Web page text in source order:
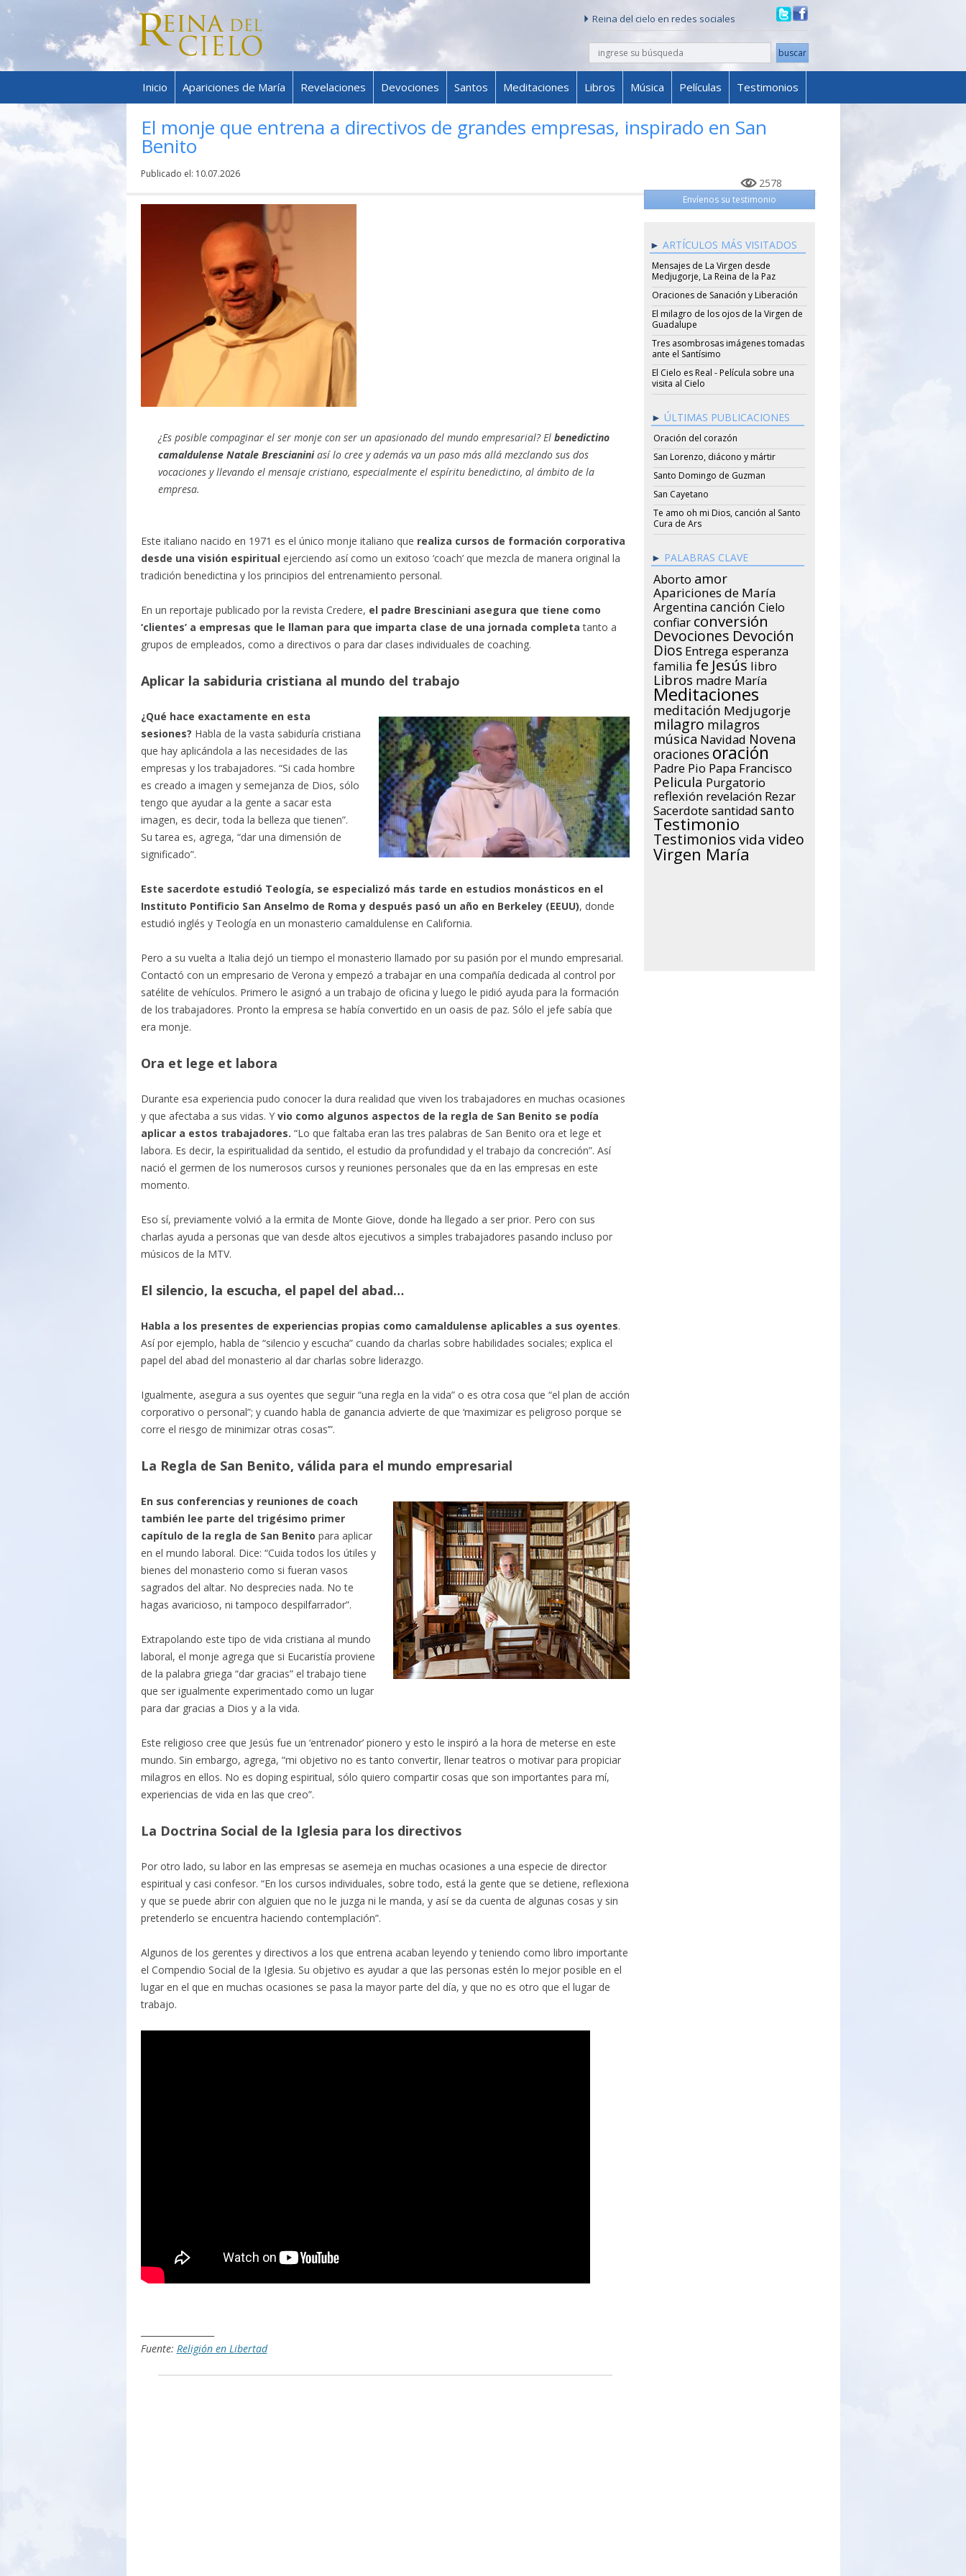
Reina del cielo en redes sociales
buscar
Skip to content
Inicio Apariciones de María Revelaciones Devociones Santos Meditaciones Libros Música Películas Testimonios
El monje que entrena a directivos de grandes empresas, inspirado en San
Benito
Publicado el: 10.07.2026
2578
¿Es posible compaginar el ser monje con ser un apasionado del mundo empresarial? El benedictino
camaldulense Natale Brescianiniasí lo cree y además va un paso más allá mezclando sus dos
vocaciones y llevando el mensaje cristiano, especialmente el espíritu benedictino, al ámbito de la
empresa.
Este italiano nacido en 1971 es el único monje italiano que realiza cursos de formación corporativa
desde una visión espiritualejerciendo así como un exitoso ‘coach’ que mezcla de manera original la
tradición benedictina y los principios del entrenamiento personal.
En un reportaje publicado por la revista Credere, el padre Bresciniani asegura que tiene como
‘clientes’ a empresas que le llaman para que imparta clase de una jornada completa tanto a
grupos de empleados, como a directivos o para dar clases individuales de coaching.
Aplicar la sabiduria cristiana al mundo del trabajo
¿Qué hace exactamente en esta
sesiones? Habla de la vasta sabiduría cristiana
que hay aplicándola a las necesidades de las
empresas y los trabajadores. “Si cada hombre
es creado a imagen y semejanza de Dios, sólo
tengo que ayudar a la gente a sacar esta
imagen, es decir, toda la belleza que tienen”.
Su tarea es, agrega, “dar una dimensión de
significado”.
Este sacerdote estudió Teología, se especializó más tarde en estudios monásticos en el
Instituto Pontificio San Anselmo de Roma y después pasó un año en Berkeley (EEUU), donde
estudió inglés y Teología en un monasterio camaldulense en California.
Pero a su vuelta a Italia dejó un tiempo el monasterio llamado por su pasión por el mundo empresarial.
Contactó con un empresario de Verona y empezó a trabajar en una compañía dedicada al control por
satélite de vehículos. Primero le asignó a un trabajo de oficina y luego le pidió ayuda para la formación
de los trabajadores. Pronto la empresa se había convertido en un oasis de paz. Sólo el jefe sabía que
era monje.
Ora et lege et labora
Durante esa experiencia pudo conocer la dura realidad que viven los trabajadores en muchas ocasiones
y que afectaba a sus vidas. Y vio como algunos aspectos de la regla de San Benito se podía
aplicar a estos trabajadores. “Lo que faltaba eran las tres palabras de San Benito ora et lege et
labora. Es decir, la espiritualidad da sentido, el estudio da profundidad y el trabajo da concreción”. Así
nació el germen de los numerosos cursos y reuniones personales que da en las empresas en este
momento.
Eso sí, previamente volvió a la ermita de Monte Giove, donde ha llegado a ser prior. Pero con sus
charlas ayuda a personas que van desde altos ejecutivos a simples trabajadores pasando incluso por
músicos de la MTV.
El silencio, la escucha, el papel del abad…
Habla a los presentes de experiencias propias como camaldulense aplicables a sus oyentes.
Así por ejemplo, habla de “silencio y escucha” cuando da charlas sobre habilidades sociales; explica el
papel del abad del monasterio al dar charlas sobre liderazgo.
Igualmente, asegura a sus oyentes que seguir “una regla en la vida” o es otra cosa que “el plan de acción
corporativo o personal”; y cuando habla de ganancia advierte de que ‘maximizar es peligroso porque se
corre el riesgo de minimizar otras cosas’”.
La Regla de San Benito, válida para el mundo empresarial
En sus conferencias y reuniones de coach
también lee parte del trigésimo primer
capítulo de la regla de San Benito para aplicar
en el mundo laboral. Dice: “Cuida todos los útiles y
bienes del monasterio como si fueran vasos
sagrados del altar. No desprecies nada. No te
hagas avaricioso, ni tampoco despilfarrador”.
Extrapolando este tipo de vida cristiana al mundo
laboral, el monje agrega que si Eucaristía proviene
de la palabra griega “dar gracias” el trabajo tiene
que ser igualmente experimentado como un lugar
para dar gracias a Dios y a la vida.
Este religioso cree que Jesús fue un ‘entrenador’ pionero y esto le inspiró a la hora de meterse en este
mundo. Sin embargo, agrega, “mi objetivo no es tanto convertir, llenar teatros o motivar para propiciar
milagros en ellos. No es doping espiritual, sólo quiero compartir cosas que son importantes para mí,
experiencias de vida en las que creo”.
La Doctrina Social de la Iglesia para los directivos
Por otro lado, su labor en las empresas se asemeja en muchas ocasiones a una especie de director
espiritual y casi confesor. “En los cursos individuales, sobre todo, está la gente que se detiene, reflexiona
y que se puede abrir con alguien que no le juzga ni le manda, y así se da cuenta de algunas cosas y sin
pretenderlo se encuentra haciendo contemplación”.
Algunos de los gerentes y directivos a los que entrena acaban leyendo y teniendo como libro importante
el Compendio Social de la Iglesia. Su objetivo es ayudar a que las personas estén lo mejor posible en el
lugar en el que en muchas ocasiones se pasa la mayor parte del día, y que no es otro que el lugar de
trabajo.
Fuente: Religión en Libertad
Envíenos su testimonio
ARTÍCULOS MÁS VISITADOS
Mensajes de La Virgen desde
Medjugorje, La Reina de la Paz
Oraciones de Sanación y Liberación
El milagro de los ojos de la Virgen de
Guadalupe
Tres asombrosas imágenes tomadas
ante el Santísimo
El Cielo es Real - Película sobre una
visita al Cielo
ÚLTIMAS PUBLICACIONES
Oración del corazón
San Lorenzo, diácono y mártir
Santo Domingo de Guzman
San Cayetano
Te amo oh mi Dios, canción al Santo
Cura de Ars
PALABRAS CLAVE
Aborto amor
Apariciones de María
Argentina canción Cielo
confiar conversión
Devociones Devoción
Dios Entrega esperanza
familia fe Jesús libro
Libros madre María
Meditaciones
meditación Medjugorje
milagro milagros
música Navidad Novena
oraciones oración
Padre Pio Papa Francisco
Pelicula Purgatorio
reflexión revelación Rezar
Sacerdote santidad santo
Testimonio
Testimonios vida video
Virgen María